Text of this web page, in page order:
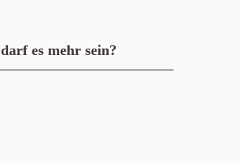
darf es mehr sein?